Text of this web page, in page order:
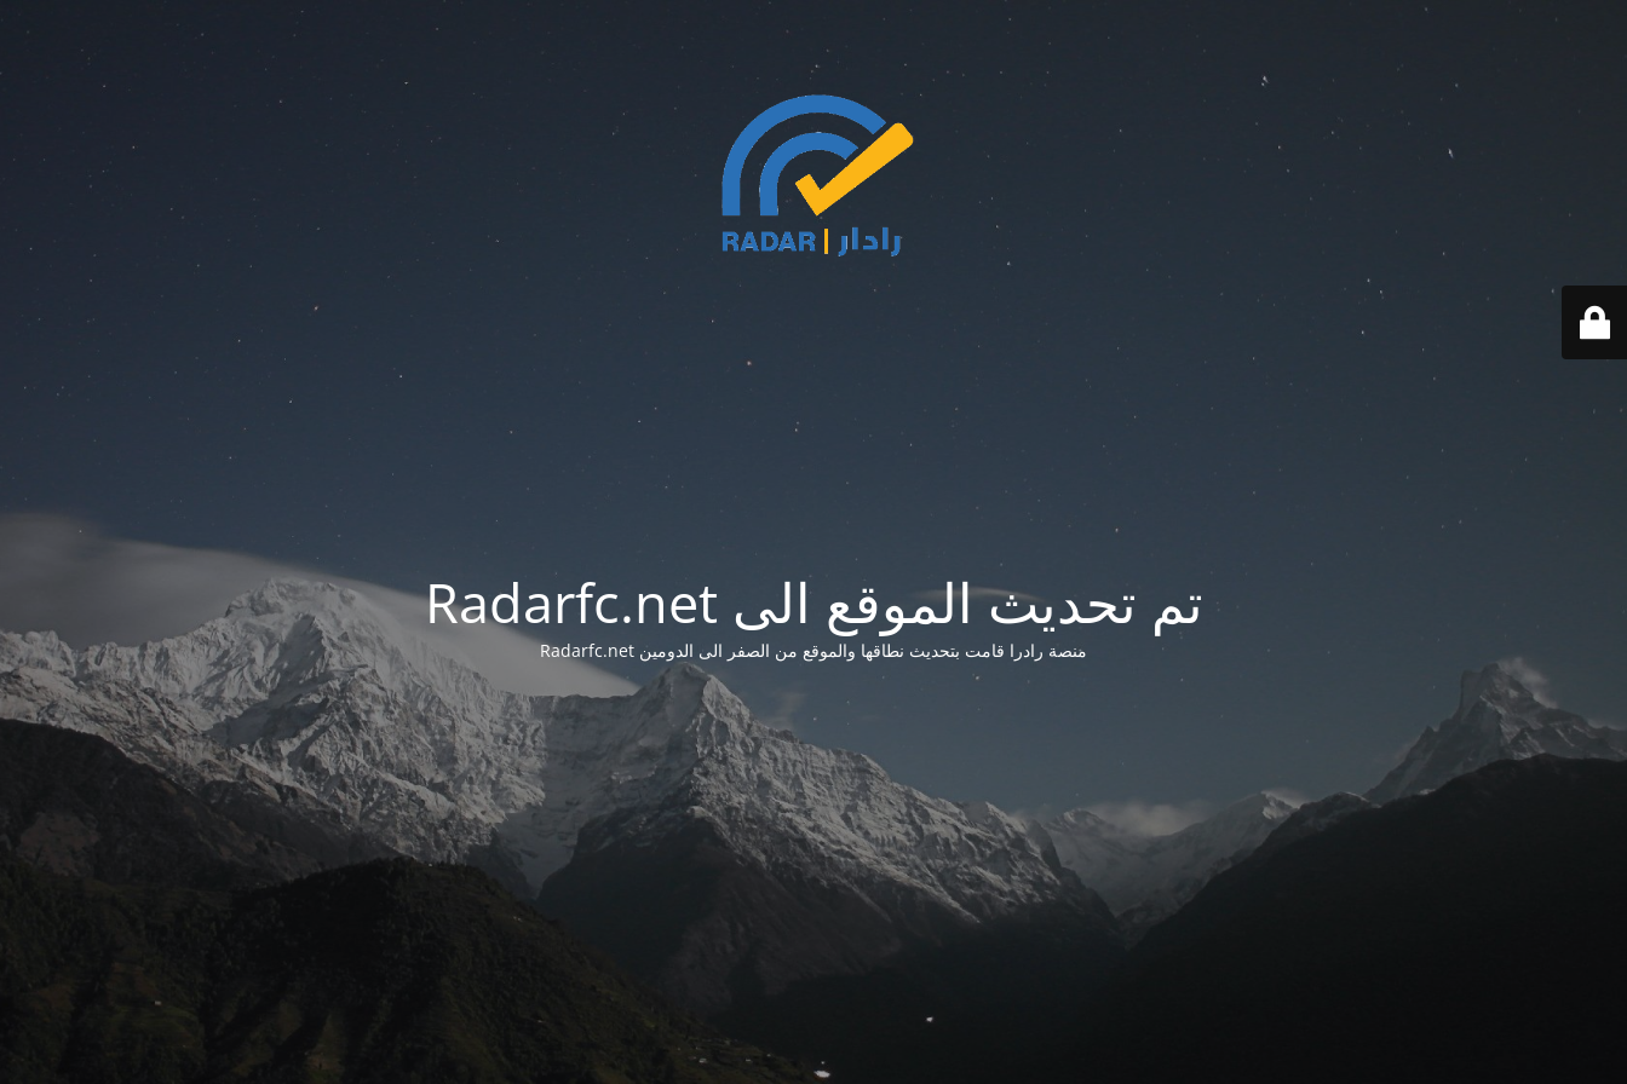
تم تحديث الموقع الى Radarfc.net
منصة رادرا قامت بتحديث نطاقها والموقع من الصفر الى الدومين Radarfc.net